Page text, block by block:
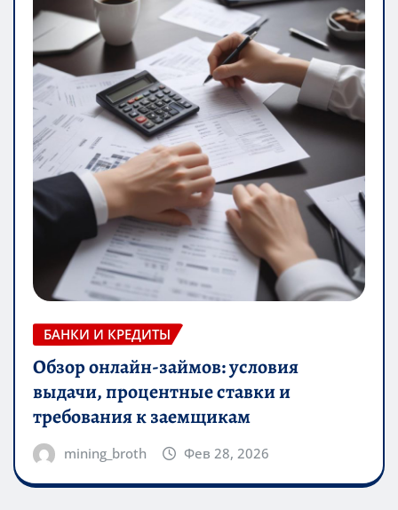
БАНКИ И КРЕДИТЫ
Обзор онлайн-займов: условия
выдачи, процентные ставки и
требования к заемщикам
mining_broth Фев 28, 2026